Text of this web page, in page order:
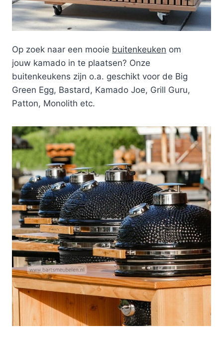
Op zoek naar een mooie buitenkeuken om
jouw kamado in te plaatsen? Onze
buitenkeukens zijn o.a. geschikt voor de Big
Green Egg, Bastard, Kamado Joe, Grill Guru,
Patton, Monolith etc.